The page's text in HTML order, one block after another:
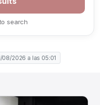
search
2026 a las 05:01